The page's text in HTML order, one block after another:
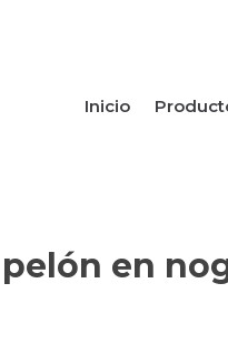
Inicio
en